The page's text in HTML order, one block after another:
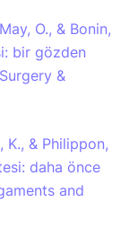
O., & Bonin,
bir gözden
&
K., & Philippon,
daha önce
and